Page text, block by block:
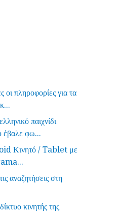
πληροφορίες για τα
παιχνίδι
έβαλε φω...
Κινητό / Tablet με
αναζητήσεις στη
κινητής της